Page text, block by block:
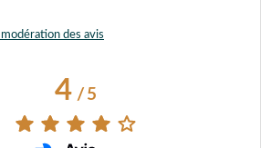
des avis
4/ 5